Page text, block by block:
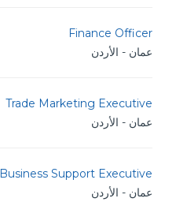
Finance Officer
عمان - الأردن
Trade Marketing Executive
عمان - الأردن
Business Support Executive
عمان - الأردن